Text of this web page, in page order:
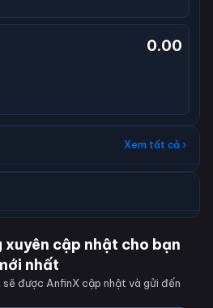
0.00
Xem tất cả ›
cập nhật cho bạn
nhất
được AnfinX cập nhật và gửi đến